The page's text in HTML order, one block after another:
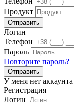
Продукт
Отправить
Логин
Телефон
Пароль
Повторите пароль?
Отправить
У меня нет аккаунта
Регистрация
Логин